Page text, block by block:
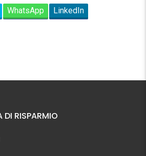
WhatsApp LinkedIn
RISPARMIO